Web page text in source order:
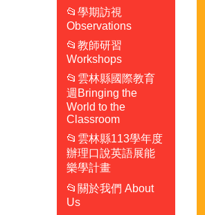
📂學期訪視
Observations
📂教師研習
Workshops
📂雲林縣國際教育
週Bringing the
World to the
Classroom
📂雲林縣113學年度
辦理口說英語展能
樂學計畫
📂關於我們 About
Us